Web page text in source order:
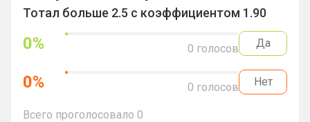
Тотал больше 2.5 с коэффициентом 1.90
0% 0 голосов Да
0% 0 голосов Нет
Всего проголосовало 0